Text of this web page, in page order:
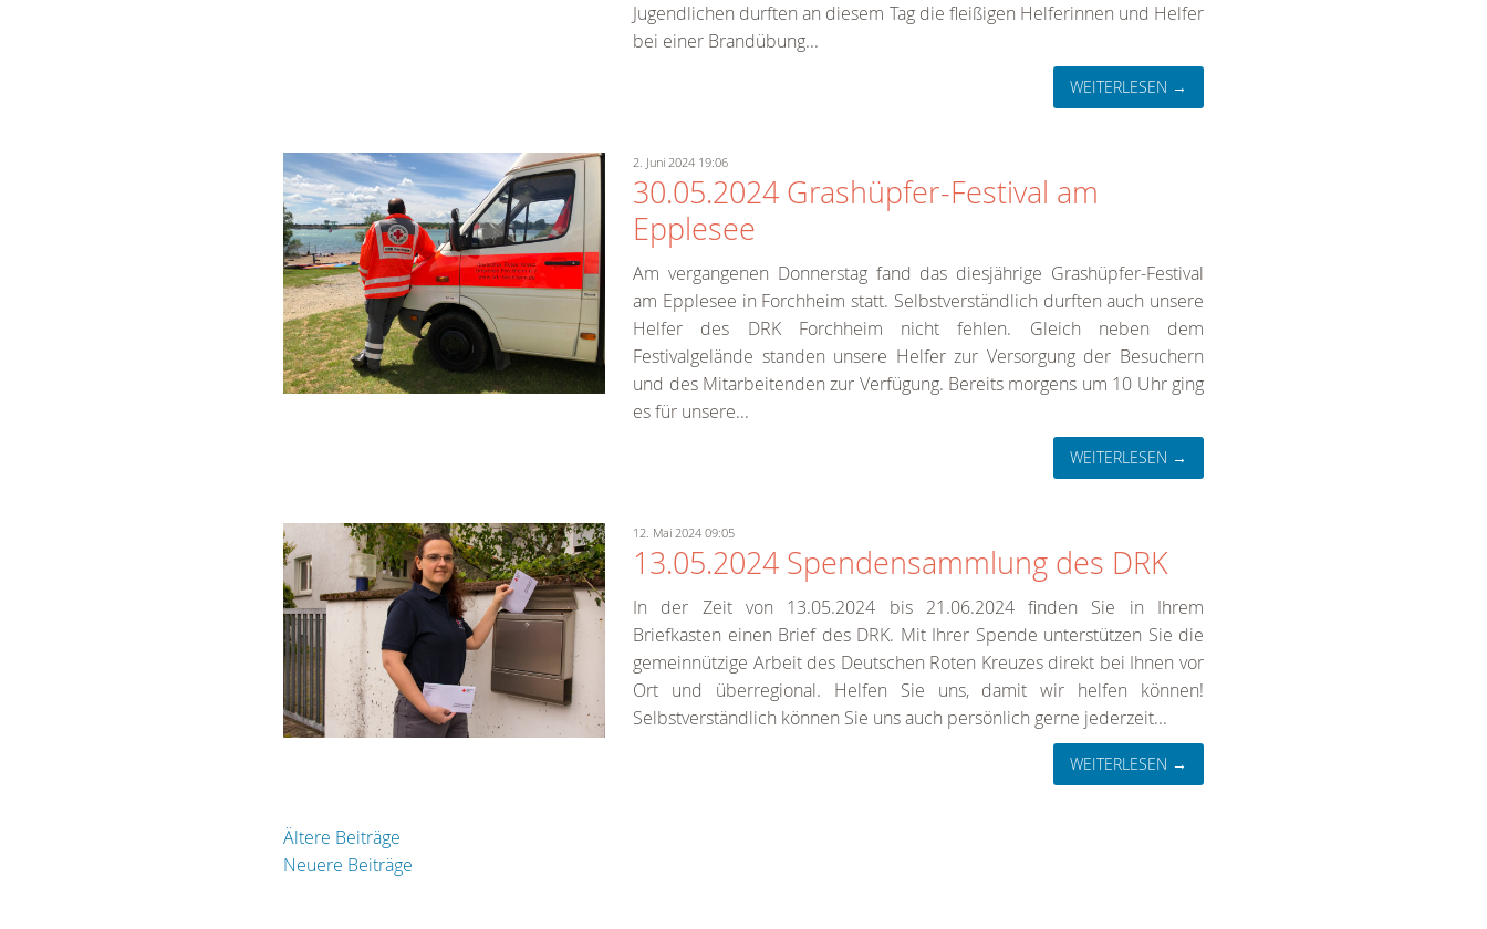
Jugendlichen durften an diesem Tag die fleißigen Helferinnen und Helfer
bei einer Brandübung...
WEITERLESEN →
2. Juni 2024 19:06
30.05.2024 Grashüpfer-Festival am
Epplesee
Am vergangenen Donnerstag fand das diesjährige Grashüpfer-Festival
am Epplesee in Forchheim statt. Selbstverständlich durften auch unsere
Helfer des DRK Forchheim nicht fehlen. Gleich neben dem
Festivalgelände standen unsere Helfer zur Versorgung der Besuchern
und des Mitarbeitenden zur Verfügung. Bereits morgens um 10 Uhr ging
es für unsere...
WEITERLESEN →
12. Mai 2024 09:05
13.05.2024 Spendensammlung des DRK
In der Zeit von 13.05.2024 bis 21.06.2024 finden Sie in Ihrem
Briefkasten einen Brief des DRK. Mit Ihrer Spende unterstützen Sie die
gemeinnützige Arbeit des Deutschen Roten Kreuzes direkt bei Ihnen vor
Ort und überregional. Helfen Sie uns, damit wir helfen können!
Selbstverständlich können Sie uns auch persönlich gerne jederzeit...
WEITERLESEN →
Ältere Beiträge
Neuere Beiträge